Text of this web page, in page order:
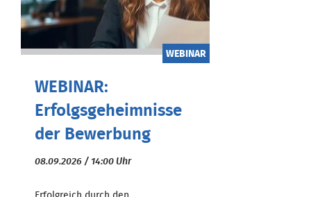
WEBINAR
WEBINAR:
Erfolgsgeheimnisse
der Bewerbung
08.09.2026 / 14:00 Uhr